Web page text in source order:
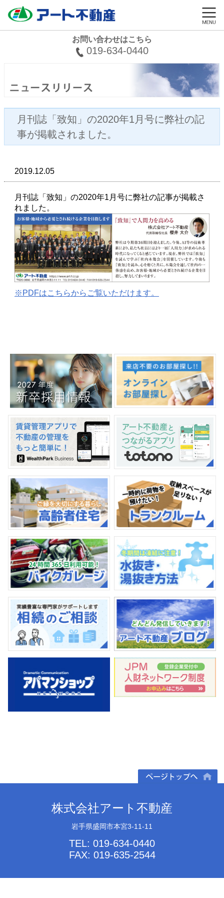
お問い合わせはこちら
019-634-0440
月刊誌「致知」の2020年1月号に弊社の記
事が掲載されました。
2019.12.05
月刊誌「致知」の2020年1月号に弊社の記事が掲載さ
れました。
※PDFはこちらからご覧いただけます。
株式会社アート不動産
岩手県盛岡市本宮3-11-11
TEL: 019-634-0440
FAX: 019-635-2544